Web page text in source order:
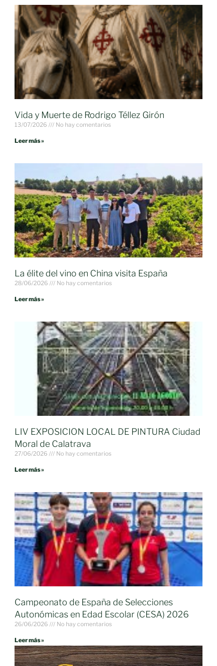
Vida y Muerte de Rodrigo Téllez Girón
13/07/2026 No hay comentarios
Leer más »
La élite del vino en China visita España
28/06/2026 No hay comentarios
Leer más »
LIV EXPOSICION LOCAL DE PINTURA Ciudad
Moral de Calatrava
27/06/2026 No hay comentarios
Leer más »
Campeonato de España de Selecciones
Autonómicas en Edad Escolar (CESA) 2026
26/06/2026 No hay comentarios
Leer más »